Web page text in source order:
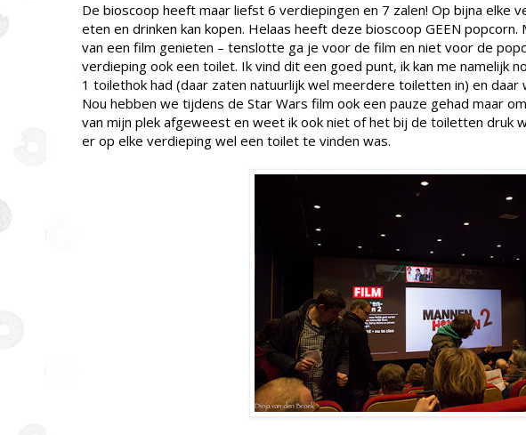
De bioscoop heeft maar liefst 6 verdiepingen en 7 zalen! Op bijna elke
eten en drinken kan kopen. Helaas heeft deze bioscoop GEEN popcorn.
van een film genieten – tenslotte ga je voor de film en niet voor de
verdieping ook een toilet. Ik vind dit een goed punt, ik kan me namelijk
1 toilethok had (daar zaten natuurlijk wel meerdere toiletten in) en
Nou hebben we tijdens de Star Wars film ook een pauze gehad maar
van mijn plek afgeweest en weet ik ook niet of het bij de toiletten druk
er op elke verdieping wel een toilet te vinden was.